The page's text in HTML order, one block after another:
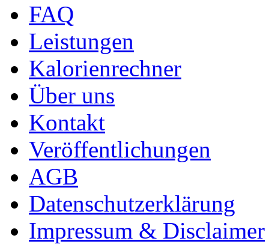
FAQ
Leistungen
Kalorienrechner
Über uns
Kontakt
Veröffentlichungen
AGB
Datenschutzerklärung
Impressum & Disclaimer